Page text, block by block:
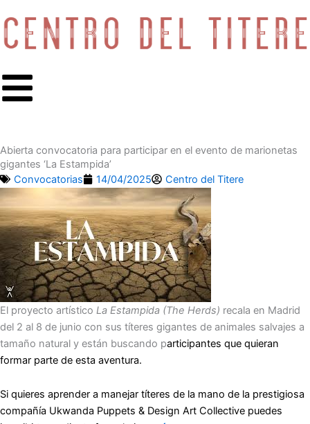
al
contenido
Abierta convocatoria para participar en el evento de marionetas
gigantes ‘La Estampida’
Convocatorias
14/04/2025 Centro del Titere
El proyecto artístico La Estampida (The Herds) recala en Madrid
del 2 al 8 de junio con sus títeres gigantes de animales salvajes a
tamaño natural y están buscando participantes que quieran
formar parte de esta aventura.
Si quieres aprender a manejar títeres de la mano de la prestigiosa
compañía Ukwanda Puppets & Design Art Collective puedes